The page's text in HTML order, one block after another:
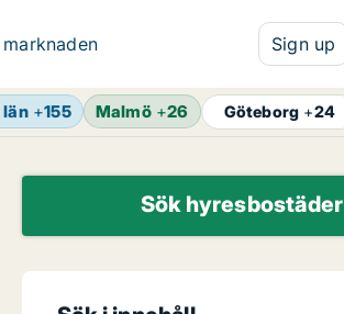
Sign up
+155 Malmö+26 Göteborg +24
Sök hyresbostäder